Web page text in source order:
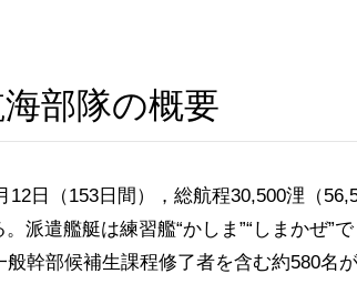
海部隊の概要
日（153日間），総航程30,500浬（
派遣艦艇は練習艦“かしま”“しまかぜ”
幹部候補生課程修了者を含む約580名